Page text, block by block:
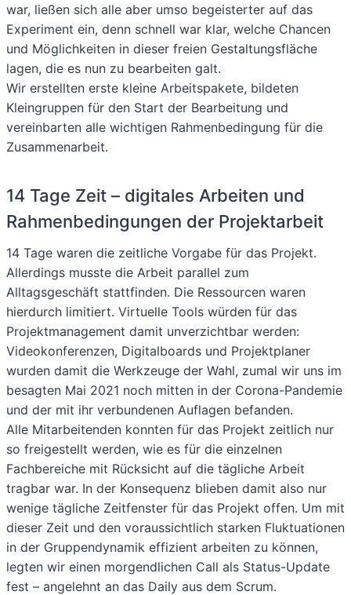
war, ließen sich alle aber umso begeisterter auf das
Experiment ein, denn schnell war klar, welche Chancen
und Möglichkeiten in dieser freien Gestaltungsfläche
lagen, die es nun zu bearbeiten galt.
Wir erstellten erste kleine Arbeitspakete, bildeten
Kleingruppen für den Start der Bearbeitung und
vereinbarten alle wichtigen Rahmenbedingung für die
Zusammenarbeit.
14 Tage Zeit – digitales Arbeiten und
Rahmenbedingungen der Projektarbeit
14 Tage waren die zeitliche Vorgabe für das Projekt.
Allerdings musste die Arbeit parallel zum
Alltagsgeschäft stattfinden. Die Ressourcen waren
hierdurch limitiert. Virtuelle Tools würden für das
Projektmanagement damit unverzichtbar werden:
Videokonferenzen, Digitalboards und Projektplaner
wurden damit die Werkzeuge der Wahl, zumal wir uns im
besagten Mai 2021 noch mitten in der Corona-Pandemie
und der mit ihr verbundenen Auflagen befanden.
Alle Mitarbeitenden konnten für das Projekt zeitlich nur
so freigestellt werden, wie es für die einzelnen
Fachbereiche mit Rücksicht auf die tägliche Arbeit
tragbar war. In der Konsequenz blieben damit also nur
wenige tägliche Zeitfenster für das Projekt offen. Um mit
dieser Zeit und den voraussichtlich starken Fluktuationen
in der Gruppendynamik effizient arbeiten zu können,
legten wir einen morgendlichen Call als Status-Update
fest – angelehnt an das Daily aus dem Scrum.